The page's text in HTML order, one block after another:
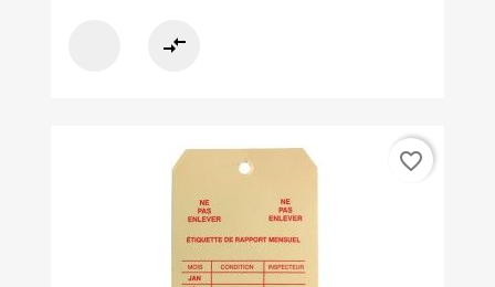
compare_arrows
favorite_border